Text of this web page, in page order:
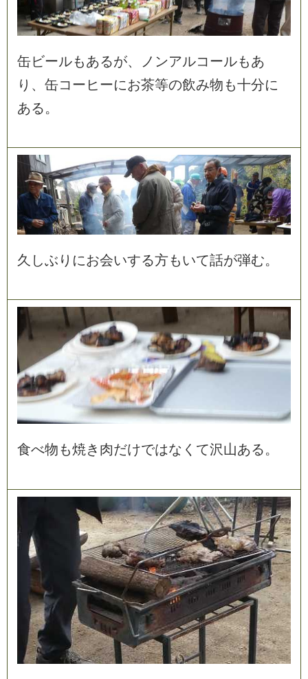
缶ビールもあるが、 ノ ンアルコ ールもあ
り 、 缶コ ー ヒ ーにお茶等の飲み物も十分に
ある。
久 しぶ り にお会いする方もいて話が弾む。
食べ物も焼き 肉だけではな く て沢山ある。